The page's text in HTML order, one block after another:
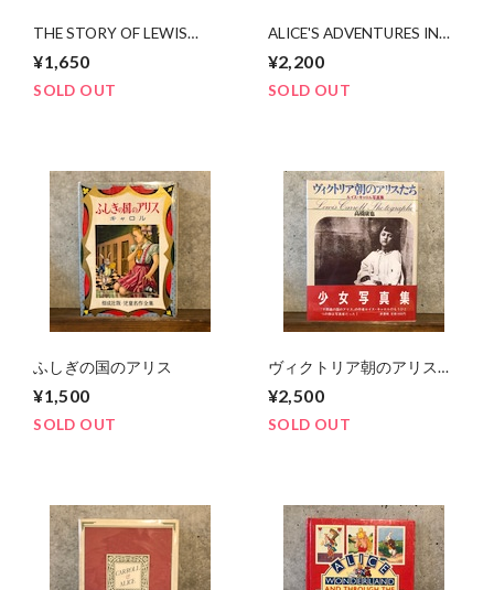
THE STORY OF LEWIS
¥1,650
SOLD OUT
ALICE'S ADVENTURES IN
¥2,200
SOLD OUT
ふしぎの国のアリス
¥1,500
SOLD OUT
ヴィクトリア朝のアリスた
¥2,500
SOLD OUT